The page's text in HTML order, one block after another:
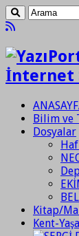
İnternet
Bilim ve
Dosyalar
Kitap/
Kent-